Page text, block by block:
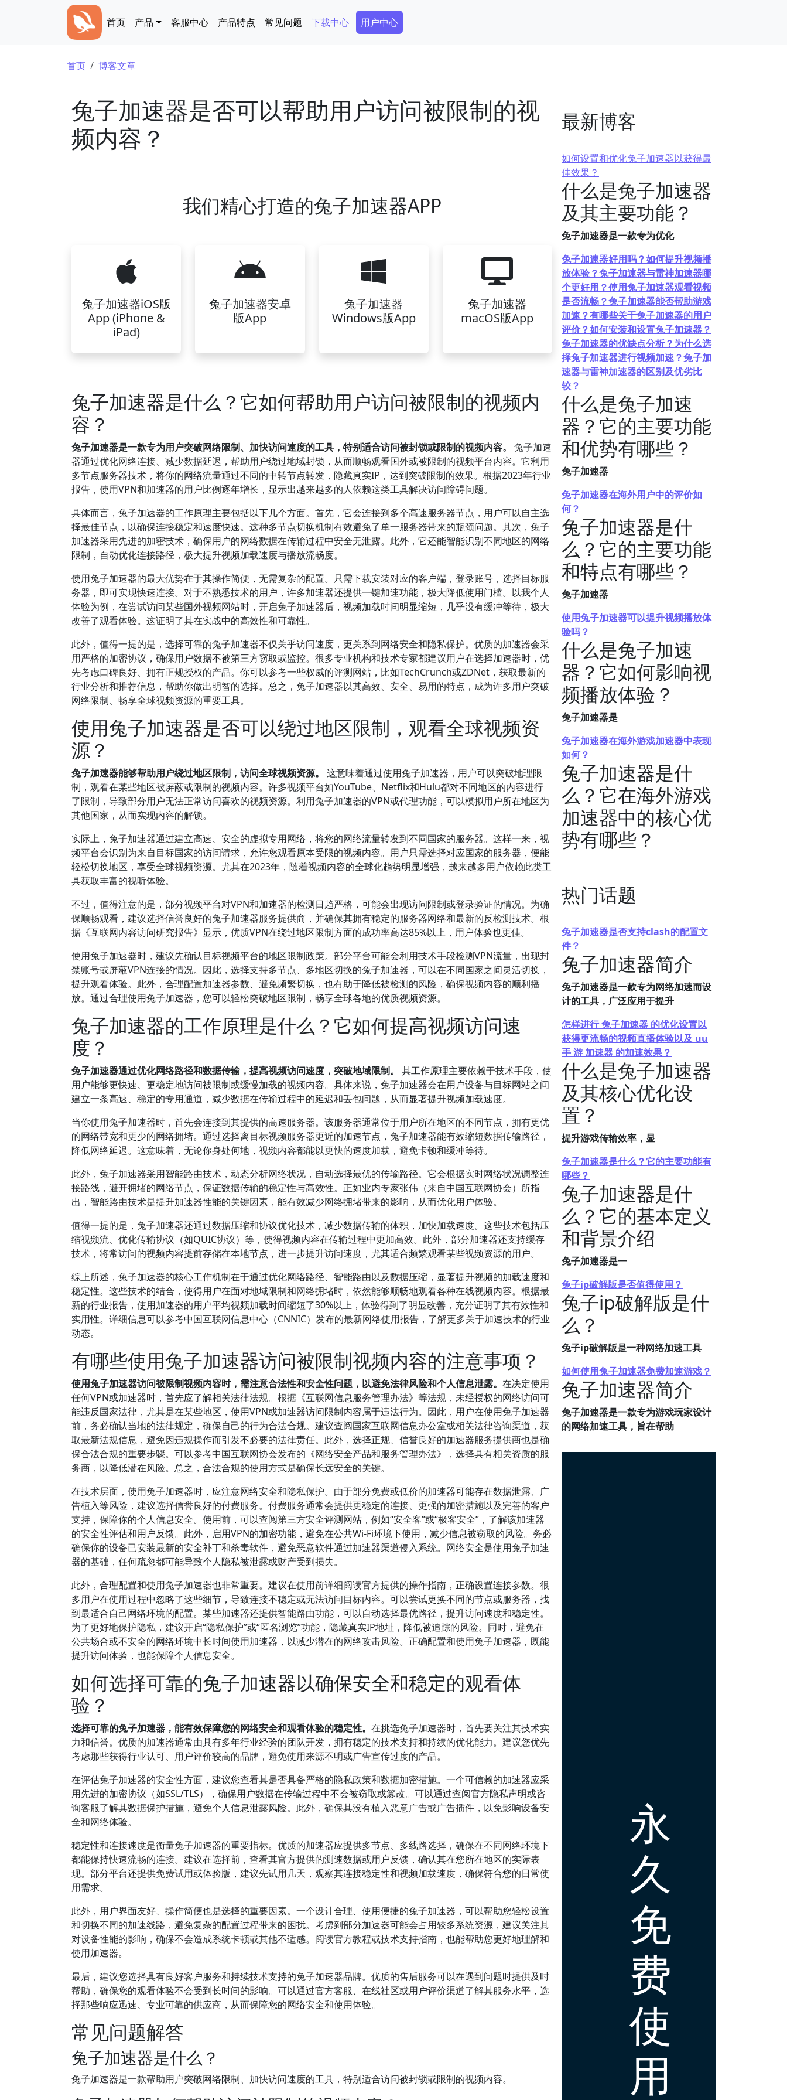
Main navigation
首页 产品 客服中心 产品特点 常见问题 下载中心 Secondary Menu
用户中心
面包屑
首页 博客文章
兔子加速器是否可以帮助用户访问被限制的视
频内容？
我们精心打造的兔子加速器APP
兔子加速器iOS版
App (iPhone &
iPad)
兔子加速器安卓
版App
兔子加速器
Windows版App
兔子加速器
macOS版App
兔子加速器是什么？它如何帮助用户访问被限制的视频内
容？
兔子加速器是一款专为用户突破网络限制、加快访问速度的工具，特别适合访问被封锁或限制的视频内容。
兔子加速
器通过优化网络连接、减少数据延迟，帮助用户绕过地域封锁，从而顺畅观看国外或被限制的视频平台内容。它利用
多节点服务器技术，将你的网络流量通过不同的中转节点转发，隐藏真实IP，达到突破限制的效果。根据2023年行业
报告，使用VPN和加速器的用户比例逐年增长，显示出越来越多的人依赖这类工具解决访问障碍问题。
具体而言，兔子加速器的工作原理主要包括以下几个方面。首先，它会连接到多个高速服务器节点，用户可以自主选
择最佳节点，以确保连接稳定和速度快速。这种多节点切换机制有效避免了单一服务器带来的瓶颈问题。其次，兔子
加速器采用先进的加密技术，确保用户的网络数据在传输过程中安全无泄露。此外，它还能智能识别不同地区的网络
限制，自动优化连接路径，极大提升视频加载速度与播放流畅度。
使用兔子加速器的最大优势在于其操作简便，无需复杂的配置。只需下载安装对应的客户端，登录账号，选择目标服
务器，即可实现快速连接。对于不熟悉技术的用户，许多加速器还提供一键加速功能，极大降低使用门槛。以我个人
体验为例，在尝试访问某些国外视频网站时，开启兔子加速器后，视频加载时间明显缩短，几乎没有缓冲等待，极大
改善了观看体验。这证明了其在实战中的高效性和可靠性。
此外，值得一提的是，选择可靠的兔子加速器不仅关乎访问速度，更关系到网络安全和隐私保护。优质的加速器会采
用严格的加密协议，确保用户数据不被第三方窃取或监控。很多专业机构和技术专家都建议用户在选择加速器时，优
先考虑口碑良好、拥有正规授权的产品。你可以参考一些权威的评测网站，比如TechCrunch或ZDNet，获取最新的
行业分析和推荐信息，帮助你做出明智的选择。总之，兔子加速器以其高效、安全、易用的特点，成为许多用户突破
网络限制、畅享全球视频资源的重要工具。
使用兔子加速器是否可以绕过地区限制，观看全球视频资
源？
兔子加速器能够帮助用户绕过地区限制，访问全球视频资源。
这意味着通过使用兔子加速器，用户可以突破地理限
制，观看在某些地区被屏蔽或限制的视频内容。许多视频平台如YouTube、Netflix和Hulu都对不同地区的内容进行
了限制，导致部分用户无法正常访问喜欢的视频资源。利用兔子加速器的VPN或代理功能，可以模拟用户所在地区为
其他国家，从而实现内容的解锁。
实际上，兔子加速器通过建立高速、安全的虚拟专用网络，将您的网络流量转发到不同国家的服务器。这样一来，视
频平台会识别为来自目标国家的访问请求，允许您观看原本受限的视频内容。用户只需选择对应国家的服务器，便能
轻松切换地区，享受全球视频资源。尤其在2023年，随着视频内容的全球化趋势明显增强，越来越多用户依赖此类工
具获取丰富的视听体验。
不过，值得注意的是，部分视频平台对VPN和加速器的检测日趋严格，可能会出现访问限制或登录验证的情况。为确
保顺畅观看，建议选择信誉良好的兔子加速器服务提供商，并确保其拥有稳定的服务器网络和最新的反检测技术。根
据《互联网内容访问研究报告》显示，优质VPN在绕过地区限制方面的成功率高达85%以上，用户体验也更佳。
使用兔子加速器时，建议先确认目标视频平台的地区限制政策。部分平台可能会利用技术手段检测VPN流量，出现封
禁账号或屏蔽VPN连接的情况。因此，选择支持多节点、多地区切换的兔子加速器，可以在不同国家之间灵活切换，
提升观看体验。此外，合理配置加速器参数、避免频繁切换，也有助于降低被检测的风险，确保视频内容的顺利播
放。通过合理使用兔子加速器，您可以轻松突破地区限制，畅享全球各地的优质视频资源。
兔子加速器的工作原理是什么？它如何提高视频访问速
度？
兔子加速器通过优化网络路径和数据传输，提高视频访问速度，突破地域限制。
其工作原理主要依赖于技术手段，使
用户能够更快速、更稳定地访问被限制或缓慢加载的视频内容。具体来说，兔子加速器会在用户设备与目标网站之间
建立一条高速、稳定的专用通道，减少数据在传输过程中的延迟和丢包问题，从而显著提升视频加载速度。
当你使用兔子加速器时，首先会连接到其提供的高速服务器。该服务器通常位于用户所在地区的不同节点，拥有更优
的网络带宽和更少的网络拥堵。通过选择离目标视频服务器更近的加速节点，兔子加速器能有效缩短数据传输路径，
降低网络延迟。这意味着，无论你身处何地，视频内容都能以更快的速度加载，避免卡顿和缓冲等待。
此外，兔子加速器采用智能路由技术，动态分析网络状况，自动选择最优的传输路径。它会根据实时网络状况调整连
接路线，避开拥堵的网络节点，保证数据传输的稳定性与高效性。正如业内专家张伟（来自中国互联网协会）所指
出，智能路由技术是提升加速器性能的关键因素，能有效减少网络拥堵带来的影响，从而优化用户体验。
值得一提的是，兔子加速器还通过数据压缩和协议优化技术，减少数据传输的体积，加快加载速度。这些技术包括压
缩视频流、优化传输协议（如QUIC协议）等，使得视频内容在传输过程中更加高效。此外，部分加速器还支持缓存
技术，将常访问的视频内容提前存储在本地节点，进一步提升访问速度，尤其适合频繁观看某些视频资源的用户。
综上所述，兔子加速器的核心工作机制在于通过优化网络路径、智能路由以及数据压缩，显著提升视频的加载速度和
稳定性。这些技术的结合，使得用户在面对地域限制和网络拥堵时，依然能够顺畅地观看各种在线视频内容。根据最
新的行业报告，使用加速器的用户平均视频加载时间缩短了30%以上，体验得到了明显改善，充分证明了其有效性和
实用性。详细信息可以参考中国互联网信息中心（CNNIC）发布的最新网络使用报告，了解更多关于加速技术的行业
动态。
有哪些使用兔子加速器访问被限制视频内容的注意事项？
使用兔子加速器访问被限制视频内容时，需注意合法性和安全性问题，以避免法律风险和个人信息泄露。 在决定使用
任何VPN或加速器时，首先应了解相关法律法规。根据《互联网信息服务管理办法》等法规，未经授权的网络访问可
能违反国家法律，尤其是在某些地区，使用VPN或加速器访问限制内容属于违法行为。因此，用户在使用兔子加速器
前，务必确认当地的法律规定，确保自己的行为合法合规。建议查阅国家互联网信息办公室或相关法律咨询渠道，获
取最新法规信息，避免因违规操作而引发不必要的法律责任。此外，选择正规、信誉良好的加速器服务提供商也是确
保合法合规的重要步骤。可以参考中国互联网协会发布的《网络安全产品和服务管理办法》，选择具有相关资质的服
务商，以降低潜在风险。总之，合法合规的使用方式是确保长远安全的关键。
在技术层面，使用兔子加速器时，应注意网络安全和隐私保护。由于部分免费或低价的加速器可能存在数据泄露、广
告植入等风险，建议选择信誉良好的付费服务。付费服务通常会提供更稳定的连接、更强的加密措施以及完善的客户
支持，保障你的个人信息安全。使用前，可以查阅第三方安全评测网站，例如“安全客”或“极客安全”，了解该加速器
的安全性评估和用户反馈。此外，启用VPN的加密功能，避免在公共Wi-Fi环境下使用，减少信息被窃取的风险。务必
确保你的设备已安装最新的安全补丁和杀毒软件，避免恶意软件通过加速器渠道侵入系统。网络安全是使用兔子加速
器的基础，任何疏忽都可能导致个人隐私被泄露或财产受到损失。
此外，合理配置和使用兔子加速器也非常重要。建议在使用前详细阅读官方提供的操作指南，正确设置连接参数。很
多用户在使用过程中忽略了这些细节，导致连接不稳定或无法访问目标内容。可以尝试更换不同的节点或服务器，找
到最适合自己网络环境的配置。某些加速器还提供智能路由功能，可以自动选择最优路径，提升访问速度和稳定性。
为了更好地保护隐私，建议开启“隐私保护”或“匿名浏览”功能，隐藏真实IP地址，降低被追踪的风险。同时，避免在
公共场合或不安全的网络环境中长时间使用加速器，以减少潜在的网络攻击风险。正确配置和使用兔子加速器，既能
提升访问体验，也能保障个人信息安全。
如何选择可靠的兔子加速器以确保安全和稳定的观看体
验？
选择可靠的兔子加速器，能有效保障您的网络安全和观看体验的稳定性。 在挑选兔子加速器时，首先要关注其技术实
力和信誉。优质的加速器通常由具有多年行业经验的团队开发，拥有稳定的技术支持和持续的优化能力。建议您优先
考虑那些获得行业认可、用户评价较高的品牌，避免使用来源不明或广告宣传过度的产品。
在评估兔子加速器的安全性方面，建议您查看其是否具备严格的隐私政策和数据加密措施。一个可信赖的加速器应采
用先进的加密协议（如SSL/TLS），确保用户数据在传输过程中不会被窃取或篡改。可以通过查阅官方隐私声明或咨
询客服了解其数据保护措施，避免个人信息泄露风险。此外，确保其没有植入恶意广告或广告插件，以免影响设备安
全和网络体验。
稳定性和连接速度是衡量兔子加速器的重要指标。优质的加速器应提供多节点、多线路选择，确保在不同网络环境下
都能保持快速流畅的连接。建议在选择前，查看其官方提供的测速数据或用户反馈，确认其在您所在地区的实际表
现。部分平台还提供免费试用或体验版，建议先试用几天，观察其连接稳定性和视频加载速度，确保符合您的日常使
用需求。
此外，用户界面友好、操作简便也是选择的重要因素。一个设计合理、使用便捷的兔子加速器，可以帮助您轻松设置
和切换不同的加速线路，避免复杂的配置过程带来的困扰。考虑到部分加速器可能会占用较多系统资源，建议关注其
对设备性能的影响，确保不会造成系统卡顿或其他不适感。阅读官方教程或技术支持指南，也能帮助您更好地理解和
使用加速器。
最后，建议您选择具有良好客户服务和持续技术支持的兔子加速器品牌。优质的售后服务可以在遇到问题时提供及时
帮助，确保您的观看体验不会受到长时间的影响。可以通过官方客服、在线社区或用户评价渠道了解其服务水平，选
择那些响应迅速、专业可靠的供应商，从而保障您的网络安全和使用体验。
常见问题解答
兔子加速器是什么？
兔子加速器是一款帮助用户突破网络限制、加快访问速度的工具，特别适合访问被封锁或限制的视频内容。
最新博客
如何设置和优化兔子加速器以获得最
佳效果？
什么是兔子加速器
及其主要功能？
兔子加速器是一款专为优化
兔子加速器好用吗？如何提升视频播
放体验？兔子加速器与雷神加速器哪
个更好用？使用兔子加速器观看视频
是否流畅？兔子加速器能否帮助游戏
加速？有哪些关于兔子加速器的用户
评价？如何安装和设置兔子加速器？
兔子加速器的优缺点分析？为什么选
择兔子加速器进行视频加速？兔子加
速器与雷神加速器的区别及优劣比
较？
什么是兔子加速
器？它的主要功能
和优势有哪些？
兔子加速器
兔子加速器在海外用户中的评价如
何？
兔子加速器是什
么？它的主要功能
和特点有哪些？
兔子加速器
使用兔子加速器可以提升视频播放体
验吗？
什么是兔子加速
器？它如何影响视
频播放体验？
兔子加速器是
兔子加速器在海外游戏加速器中表现
如何？
兔子加速器是什
么？它在海外游戏
加速器中的核心优
势有哪些？
热门话题
兔子加速器是否支持clash的配置文
件？
兔子加速器简介
兔子加速器是一款专为网络加速而设
计的工具，广泛应用于提升
怎样进行 兔子加速器 的优化设置以
获得更流畅的视频直播体验以及 uu
手 游 加速器 的加速效果？
什么是兔子加速器
及其核心优化设
置？
提升游戏传输效率，显
兔子加速器是什么？它的主要功能有
哪些？
兔子加速器是什
么？它的基本定义
和背景介绍
兔子加速器是一
兔子ip破解版是否值得使用？
兔子ip破解版是什
么？
兔子ip破解版是一种网络加速工具
如何使用兔子加速器免费加速游戏？
兔子加速器简介
兔子加速器是一款专为游戏玩家设计
的网络加速工具，旨在帮助
永
久
免
费
使
用